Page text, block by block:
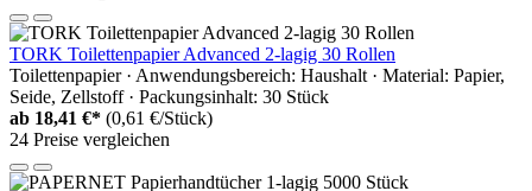
TORK Toilettenpapier Advanced 2-lagig 30 Rollen
Toilettenpapier · Anwendungsbereich: Haushalt · Material: Papier,
Seide, Zellstoff · Packungsinhalt: 30 Stück
ab 18,41 €* (0,61 €/Stück)
24 Preise vergleichen